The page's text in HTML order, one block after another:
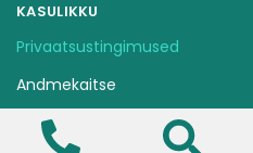
KASULIKKU
Privaatsustingimused
Andmekaitse
Ravijärjekorra pidamise kord